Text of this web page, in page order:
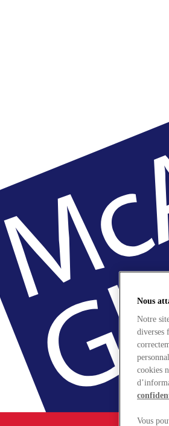
Nous
Notre
diverses
cookies
Vous